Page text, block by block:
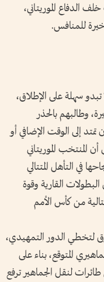
الدفاع الموريتاني،
للمنافس.
تبدو سهلة على الإطلاق،
وطالبهم بالحذر
تمتد إلى الوقت الإضافي أو
المنتخب الموريتاني
في التأهل المتتالي
القارية وقوة
من كأس الأمم
لتخطي الدور التمهيدي،
المتوقع، بناء على
لنقل الجماهير ترفع